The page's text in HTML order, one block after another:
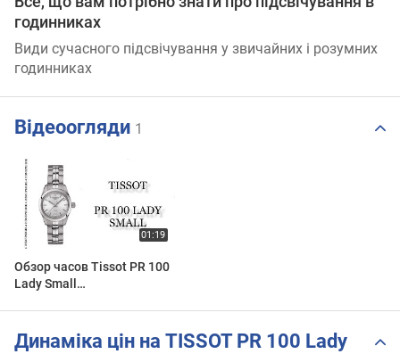
годинниках
Види сучасного підсвічування у звичайних і розумних
годинниках
Відеоогляди 1
Обзор часов Tissot PR 100
Lady Small
Динаміка цін на TISSOT PR 100 Lady